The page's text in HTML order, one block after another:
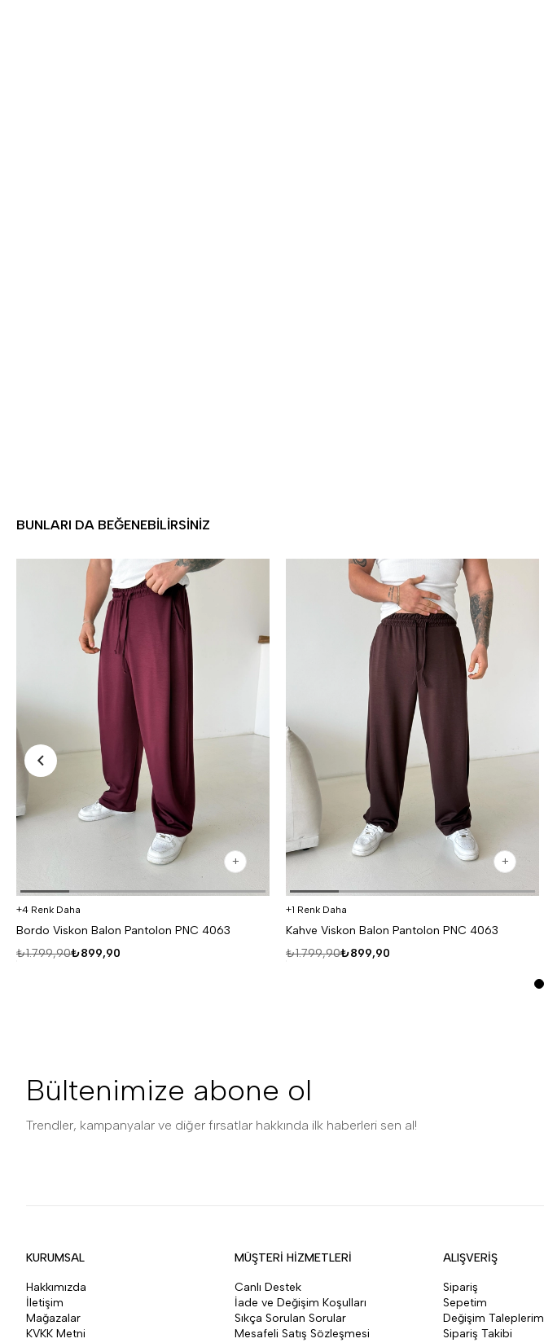
BUNLARI DA BEĞENEBILIRSINIZ
4 Renk Daha
Bordo Viskon Balon Pantolon PNC 4063
₺899,90
₺1.799,90
1 Renk Daha
Kahve Viskon Balon Pantolon PNC 4063
₺899,90
₺1.799,90
Bültenimize abone ol
Trendler, kampanyalar ve diğer fırsatlar hakkında ilk haberleri sen al!
KURUMSAL
Hakkımızda
İletişim
Mağazalar
KVKK Metni
MÜŞTERİ HİZMETLERİ
Canlı Destek
İade ve Değişim Koşulları
Sıkça Sorulan Sorular
Mesafeli Satış Sözleşmesi
ALIŞVERİŞ
Sipariş
Sepetim
Değişim Taleplerim
Sipariş Takibi